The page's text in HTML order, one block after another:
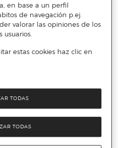
en base a un perfil
de navegación p.ej.
valorar las opiniones de los
estas cookies haz clic en
TODAS
TODAS